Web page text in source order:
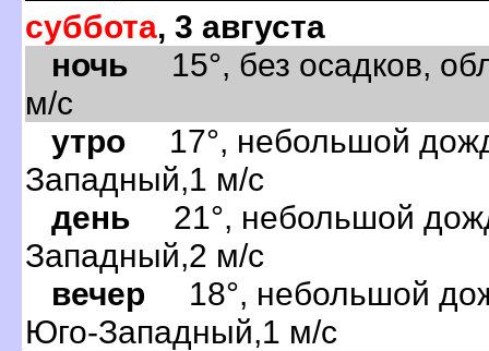
суббота, 3 августа
ночь 15°, без осадков,
м/с
утро 17°, небольшой
Западный,1 м/с
день 21°, небольшой
Западный,2 м/с
вечер 18°, небольшой
Юго-Западный,1 м/с